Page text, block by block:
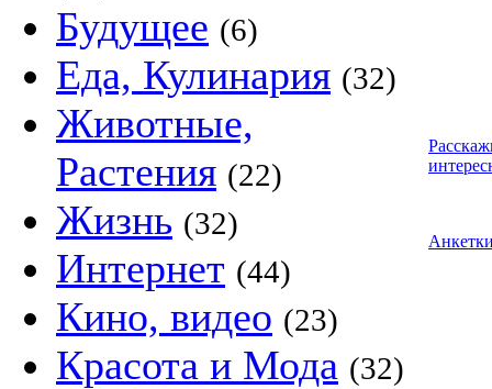
Будущее (6)
Еда, Кулинария (32)
Животные,
Растения (22)
Жизнь (32)
Интернет (44)
Кино, видео (23)
Красота и Мода (32)